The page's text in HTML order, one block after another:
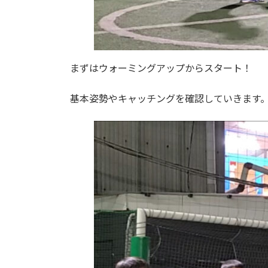
まずはウォーミングアップからスタート！
基本姿勢やキャッチングを確認していきます